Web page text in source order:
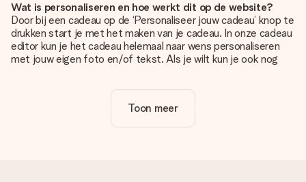
Wat is personaliseren en hoe werkt dit op de website?
Door bij een cadeau op de ‘Personaliseer jouw cadeau’ knop te
drukken start je met het maken van je cadeau. In onze cadeau
editor kun je het cadeau helemaal naar wens personaliseren
met jouw eigen foto en/of tekst. Als je wilt kun je ook nog
Is personalisatie in de prijs inbegrepen?
De prijs die op de website wordt getoond is inclusief de
Toon meer